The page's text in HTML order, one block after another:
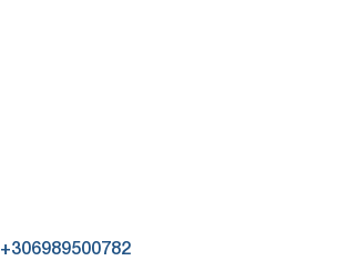
+306989500782